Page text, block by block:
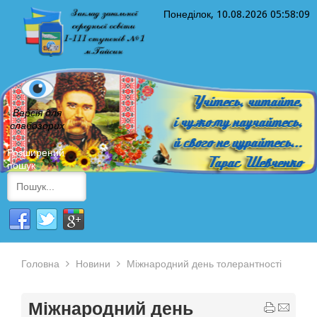
Понеділок, 10.08.2026 05:58:09
Версія для
слабозорих
Розширений
пошук
Головна Новини Міжнародний день толерантності
Міжнародний день